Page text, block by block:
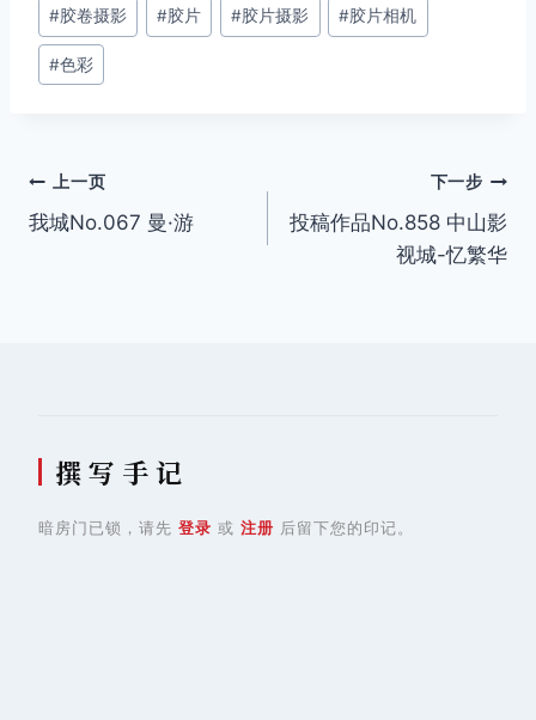
标
签：
#胶卷摄影 #胶片 #胶片摄影 #胶片相机
#色彩
文
章
上一页
我城No.067 曼·游
下一步
投稿作品No.858 中山影
视城-忆繁华
撰 写 手 记
暗房门已锁，请先 登录 或 注册 后留下您的印记。